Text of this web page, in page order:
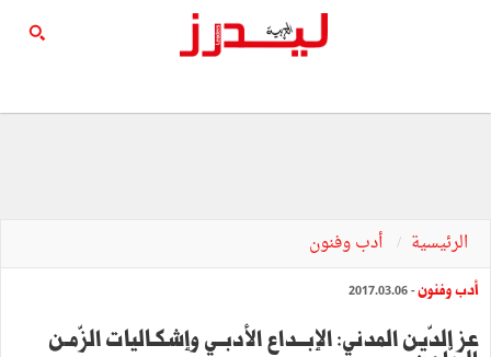
الرئيسية أدب وفنون
أدب وفنون- 2017.03.06
عز‭ ‬الدّين‭ ‬المدني: الإبـــداع الأدبــي وإشكـاليات الزّمـن